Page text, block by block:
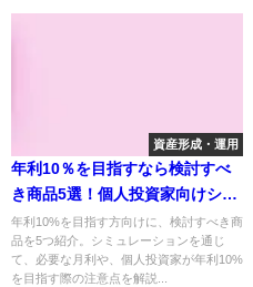
資産形成・運用
年利10％を目指すなら検討すべ
き商品5選！個人投資家向けシミ
ュレーション
年利10%を目指す方向けに、検討すべき商
品を5つ紹介。シミュレーションを通じ
て、必要な月利や、個人投資家が年利10%
を目指す際の注意点を解説...